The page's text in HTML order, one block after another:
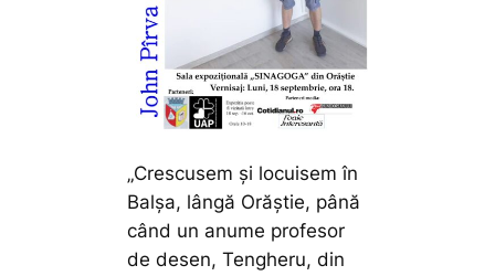
„Crescusem şi locuisem în
Balşa, lângă Orăștie, până
când un anume profesor
de desen, Tengheru, din